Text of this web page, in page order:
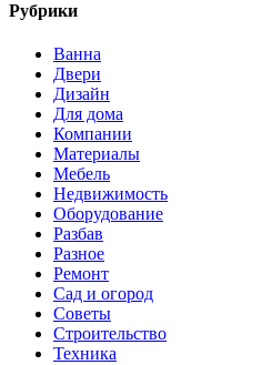
Рубрики
Ванна
Двери
Дизайн
Для дома
Компании
Материалы
Мебель
Недвижимость
Оборудование
Разбав
Разное
Ремонт
Сад и огород
Советы
Строительство
Техника